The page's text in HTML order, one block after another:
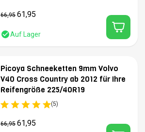
66,95 61,95
Auf Lager
Picoya Schneeketten 9mm Volvo
V40 Cross Country ab 2012 für Ihre
Reifengröße 225/40R19
(5)
66,95 61,95